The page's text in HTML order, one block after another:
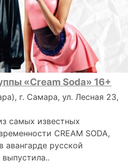
«Cream Soda» 16+
г. Самара, ул. Лесная 23,
самых известных
CREAM SODA,
авангарде русской